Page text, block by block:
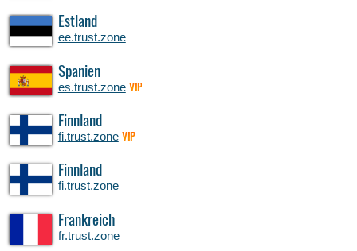
Estland
ee.trust.zone
Spanien
es.trust.zone VIP
Finnland
fi.trust.zone VIP
Finnland
fi.trust.zone
Frankreich
fr.trust.zone